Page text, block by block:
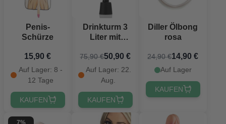
Penis-
Schürze
15,90 €
Auf Lager: 8 -
12 Tage
KAUFEN
Drinkturm 3
Liter mit
75,90 €50,90 €
Auf Lager: 22.
Aug.
KAUFEN
Diller Ölbong
rosa
24,90 €14,90 €
Auf Lager
KAUFEN
7%